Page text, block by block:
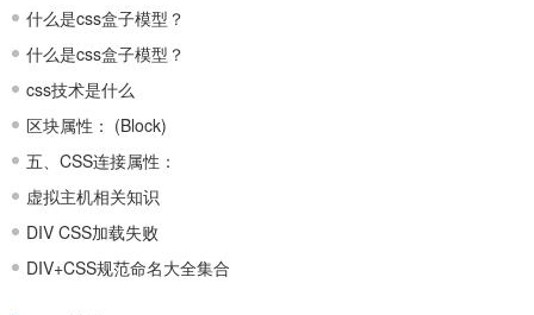
什么是css盒子模型？
什么是css盒子模型？
css技术是什么
区块属性： (Block)
五、CSS连接属性：
虚拟主机相关知识
DIV CSS加载失败
DIV+CSS规范命名大全集合